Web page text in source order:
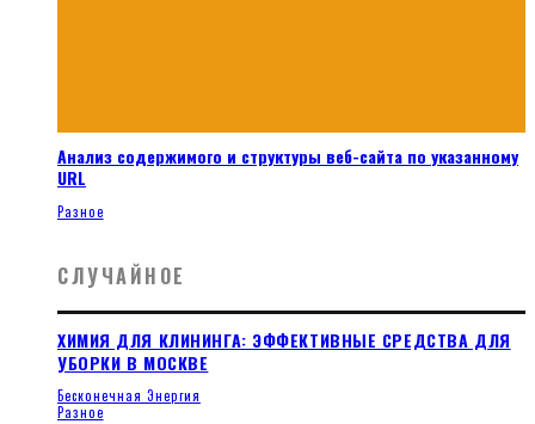
Анализ содержимого и структуры веб-сайта по указанному
URL
Разное
СЛУЧАЙНОЕ
ХИМИЯ ДЛЯ КЛИНИНГА: ЭФФЕКТИВНЫЕ СРЕДСТВА ДЛЯ
УБОРКИ В МОСКВЕ
Бесконечная Энергия
Разное